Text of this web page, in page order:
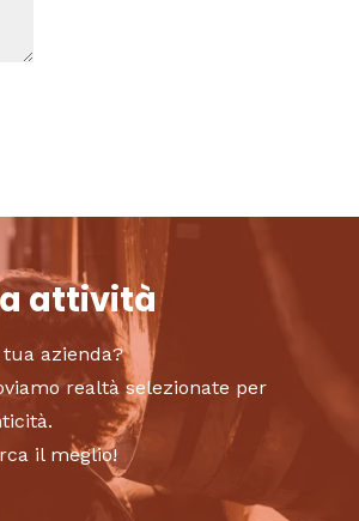
attività
azienda?
realtà selezionate per
il meglio!